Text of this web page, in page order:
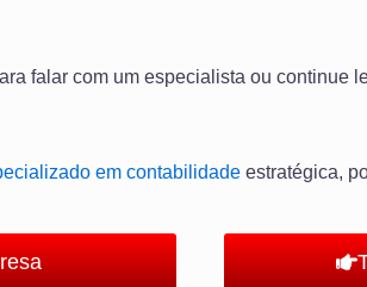
falar com um especialista ou continue
em contabilidade estratégica,